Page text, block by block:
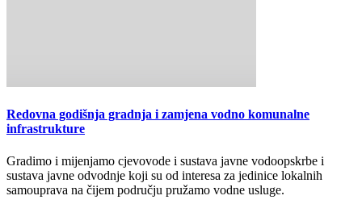
Redovna godišnja gradnja i zamjena vodno komunalne
infrastrukture
Gradimo i mijenjamo cjevovode i sustava javne vodoopskrbe i
sustava javne odvodnje koji su od interesa za jedinice lokalnih
samouprava na čijem području pružamo vodne usluge.